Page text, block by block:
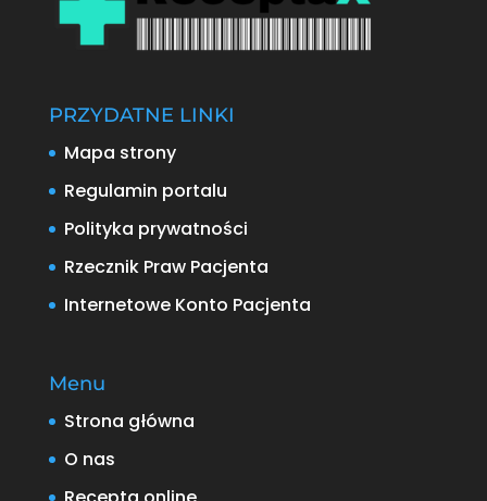
PRZYDATNE LINKI
Mapa strony
Regulamin portalu
Polityka prywatności
Rzecznik Praw Pacjenta
Internetowe Konto Pacjenta
Menu
Strona główna
O nas